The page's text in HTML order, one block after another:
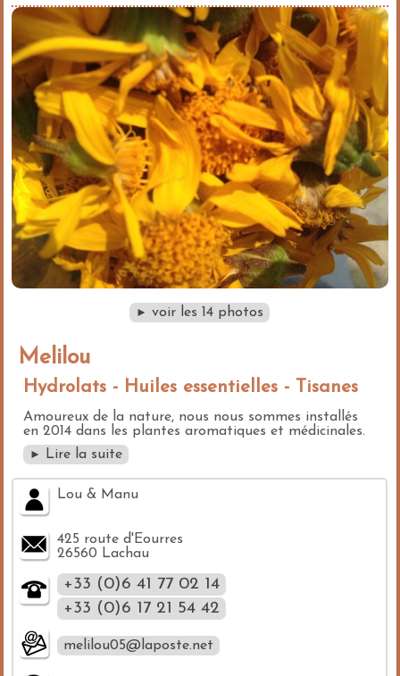
► voir les 14 photos
Melilou
Hydrolats - Huiles essentielles - Tisanes
Amoureux de la nature, nous nous sommes installés
en 2014 dans les plantes aromatiques et médicinales.
► Lire la suite
Lou & Manu
425 route d'Eourres
26560 Lachau
+33 (0)6 41 77 02 14
+33 (0)6 17 21 54 42
melilou05@laposte.net